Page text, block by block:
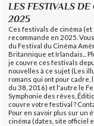
LES FESTIVALS
2025
Ces festivals de cinéma
recommande en 2025.
du Festival du Cinéma
Britannique et Irlandais...
je couvre ces festivals
nouvelles à ce sujet (Les
romans qui ont pour cadre,
du 38, 2016) et l'autre le
Symphonie des rêves,
couvre votre festival ?
Pour en savoir plus sur un
cinéma (dates, site officiel